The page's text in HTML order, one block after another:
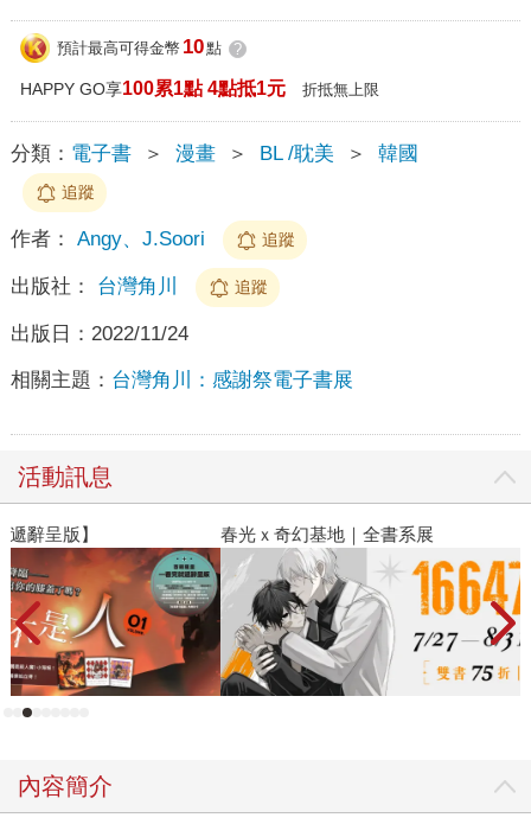
預計最高可得金幣 10點 ?
HAPPY GO享100累1點 4點抵1元 折抵無上限
分類： 電子書 ＞ 漫畫 ＞ BL /耽美 ＞ 韓國
追蹤
作者： Angy、J.Soori 追蹤
出版社： 台灣角川 追蹤
出版日： 2022/11/24
相關主題： 台灣角川：感謝祭電子書展
活動訊息
春光ｘ奇幻基地｜全書系展
內容簡介